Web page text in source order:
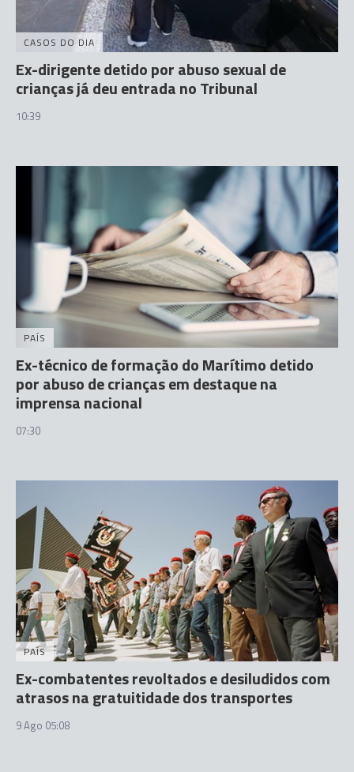
CASOS DO DIA
Ex-dirigente detido por abuso sexual de
crianças já deu entrada no Tribunal
10:39
PAÍS
Ex-técnico de formação do Marítimo detido
por abuso de crianças em destaque na
imprensa nacional
07:30
PAÍS
Ex-combatentes revoltados e desiludidos com
atrasos na gratuitidade dos transportes
9 Ago 05:08